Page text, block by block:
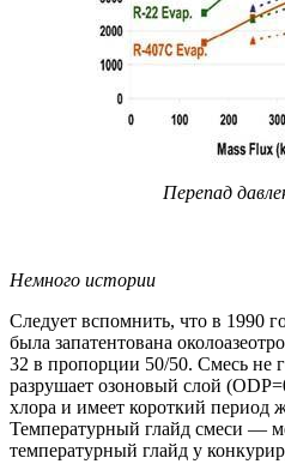
Перепад
Немного истории
Следует вспомнить, что в 1990
была запатентована
32 в пропорции 50/50. Смесь не
разрушает озоновый слой
хлора и имеет короткий период
Температурный глайд смеси —
температурный глайд у